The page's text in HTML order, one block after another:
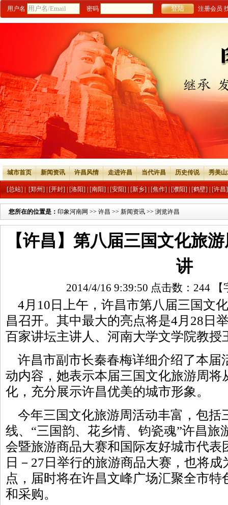
用户名 密码 注册会员
城市首页 新闻资讯 许昌风情 走进许昌 当代许昌 历史传说 秀美
[总站] [郑州] [开封] [洛阳] [南阳] [安阳] [新乡] [焦作] [濮阳] [鹤壁] [许昌]
您所在的位置是： 印象河南网 >> 许昌 >> 新闻资讯 >> 浏览许昌
【许昌】第八届三国文化旅
讲
2014/4/16 9:39:50 点击数： 244
4月10日上午，许昌市第八届三国文
昌召开。其中最大的亮点将是4月28日
百家讲坛主讲人、河南大学文学院教授
许昌市副市长秦春梅详细介绍了本届
动内容，她表示本届三国文化旅游周将
化，充分展示许昌优美的城市形象。
今年三国文化旅游周活动丰富，包括
线、“三国韵、花乡情、钧瓷魂”许昌旅
会暨旅游商品大赛和国际友好城市代表
日－27日举行的旅游商品大赛，也将
点，届时将在许昌文峰广场汇聚全市
和采购。